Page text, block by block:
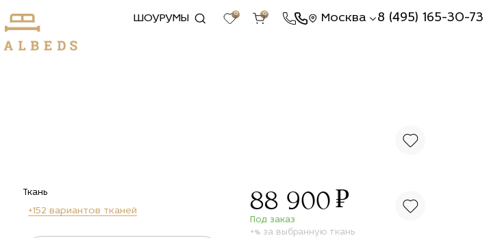
ШОУРУМЫ 0 0 Москва 8 (495) 165-30-73
Ткань
+152 вариантов тканей 88 900₽
Под заказ
+% за выбранную ткань